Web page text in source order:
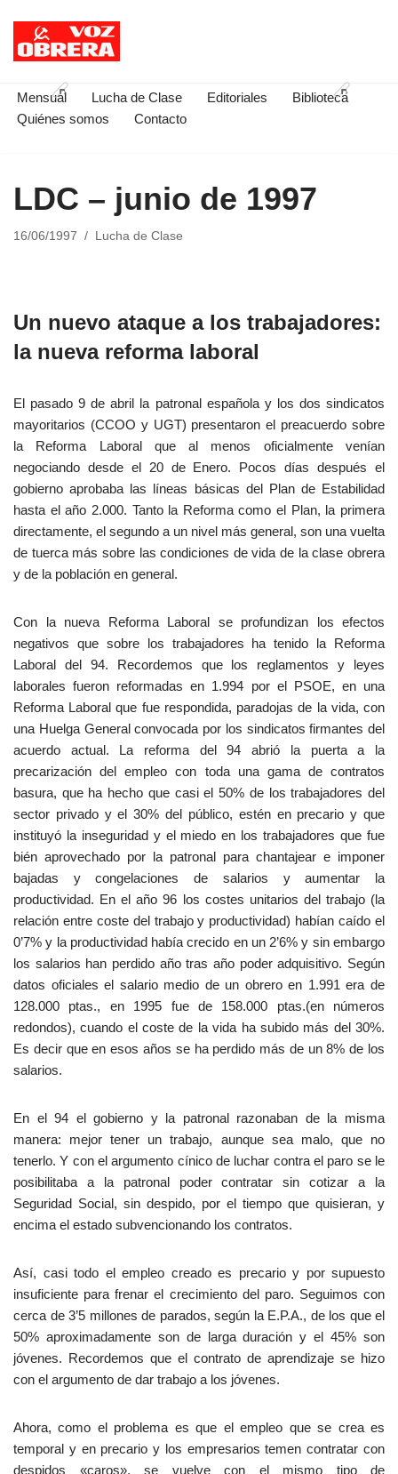
Saltar
contenido
Mensual Lucha de Clase Editoriales
Biblioteca
Quiénes somos
Contacto
LDC – junio de 1997
16/06/1997 Lucha de Clase
Un nuevo ataque a los trabajadores:
la nueva reforma laboral
El pasado 9 de abril la patronal española y los dos sindicatos
mayoritarios (CCOO y UGT) presentaron el preacuerdo sobre
la Reforma Laboral que al menos oficialmente venían
negociando desde el 20 de Enero. Pocos días después el
gobierno aprobaba las líneas básicas del Plan de Estabilidad
hasta el año 2.000. Tanto la Reforma como el Plan, la primera
directamente, el segundo a un nivel más general, son una vuelta
de tuerca más sobre las condiciones de vida de la clase obrera
y de la población en general.
Con la nueva Reforma Laboral se profundizan los efectos
negativos que sobre los trabajadores ha tenido la Reforma
Laboral del 94. Recordemos que los reglamentos y leyes
laborales fueron reformadas en 1.994 por el PSOE, en una
Reforma Laboral que fue respondida, paradojas de la vida, con
una Huelga General convocada por los sindicatos firmantes del
acuerdo actual. La reforma del 94 abrió la puerta a la
precarización del empleo con toda una gama de contratos
basura, que ha hecho que casi el 50% de los trabajadores del
sector privado y el 30% del público, estén en precario y que
instituyó la inseguridad y el miedo en los trabajadores que fue
bién aprovechado por la patronal para chantajear e imponer
bajadas y congelaciones de salarios y aumentar la
productividad. En el año 96 los costes unitarios del trabajo (la
relación entre coste del trabajo y productividad) habían caído el
0’7% y la productividad había crecido en un 2’6% y sin embargo
los salarios han perdido año tras año poder adquisitivo. Según
datos oficiales el salario medio de un obrero en 1.991 era de
128.000 ptas., en 1995 fue de 158.000 ptas.(en números
redondos), cuando el coste de la vida ha subido más del 30%.
Es decir que en esos años se ha perdido más de un 8% de los
salarios.
En el 94 el gobierno y la patronal razonaban de la misma
manera: mejor tener un trabajo, aunque sea malo, que no
tenerlo. Y con el argumento cínico de luchar contra el paro se le
posibilitaba a la patronal poder contratar sin cotizar a la
Seguridad Social, sin despido, por el tiempo que quisieran, y
encima el estado subvencionando los contratos.
Así, casi todo el empleo creado es precario y por supuesto
insuficiente para frenar el crecimiento del paro. Seguimos con
cerca de 3’5 millones de parados, según la E.P.A., de los que el
50% aproximadamente son de larga duración y el 45% son
jóvenes. Recordemos que el contrato de aprendizaje se hizo
con el argumento de dar trabajo a los jóvenes.
Ahora, como el problema es que el empleo que se crea es
temporal y en precario y los empresarios temen contratar con
despidos «caros», se vuelve con el mismo tipo de